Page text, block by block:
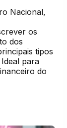
Nacional,
os
dos
tipos
para
do